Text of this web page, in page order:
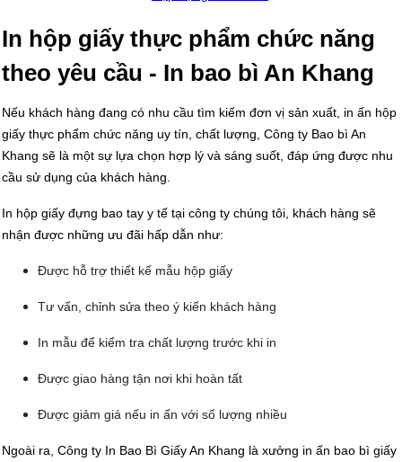
In hộp giấy thực phẩm chức năng
theo yêu cầu - In bao bì An Khang
Nếu khách hàng đang có nhu cầu tìm kiếm đơn vị sản xuất, in ấn hộp
giấy thực phẩm chức năng uy tín, chất lượng, Công ty Bao bì An
Khang sẽ là một sự lựa chọn hợp lý và sáng suốt, đáp ứng được nhu
cầu sử dụng của khách hàng.
In hộp giấy đựng bao tay y tế tại công ty chúng tôi, khách hàng sẽ
nhận được những ưu đãi hấp dẫn như:
Được hỗ trợ thiết kế mẫu hộp giấy
Tư vấn, chỉnh sửa theo ý kiến khách hàng
In mẫu để kiểm tra chất lượng trước khi in
Được giao hàng tận nơi khi hoàn tất
Được giảm giá nếu in ấn với số lượng nhiều
Ngoài ra, Công ty In Bao Bì Giấy An Khang là xưởng in ấn bao bì giấy